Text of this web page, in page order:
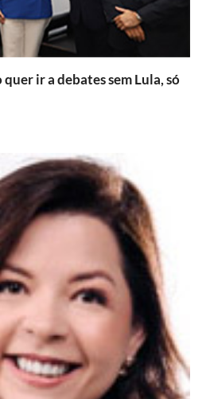
d
l
y
ir a debates sem Lula, só